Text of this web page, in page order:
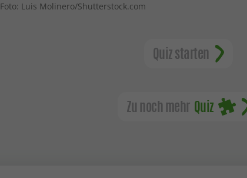
Foto: Luis Molinero/Shutterstock.com
Quiz starten
Zu noch mehr Quiz